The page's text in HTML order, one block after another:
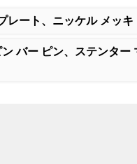
レート、ニッケル メッ
バー ピン、ステンタ